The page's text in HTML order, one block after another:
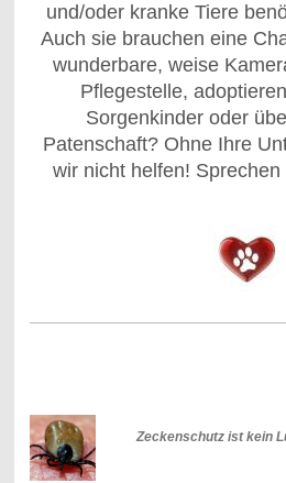
und/oder kranke Tiere
Auch sie brauchen eine
wunderbare, weise
Pflegestelle,
Sorgenkinder oder
Patenschaft? Ohne Ihre
wir nicht helfen!
Zeckenschutz ist kein